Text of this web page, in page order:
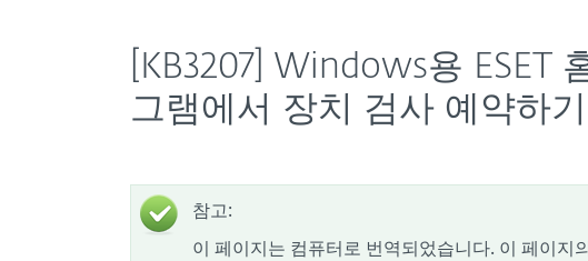
[KB3207] Windows용 ESET
그램에서 장치 검사 예약하기
참고:
이 페이지는 컴퓨터로 번역되었습니다. 이 페이